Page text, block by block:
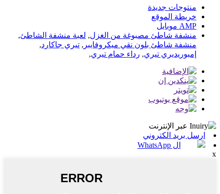
منتوجات جديدة
خريطة الموقع
AMP موبايل
منشفة شاطئ مصبوغة من الغزل, لعبة منشفة الشاطئ,
منشفة شاطئ بلون نقي ميكروفايبر , تيري جاكارد,
إمبوريديري تيري, رداء حمام تيري,
ارسل بريد الكتروني
ال WhatsApp
x